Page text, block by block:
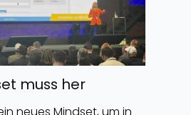
muss her
neues Mindset, um in